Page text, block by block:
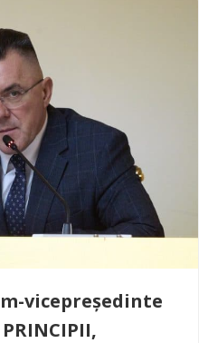
vicepreședinte
PRINCIPII,